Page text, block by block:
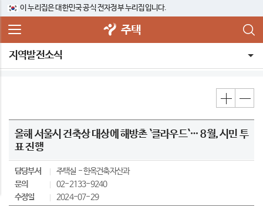
이 누리집은 대한민국 공식 전자정부 누리집입니다.
주택
지역발전소식
올해 서울시 건축상 대상에 해방촌 `클라우드`… 8월, 시민 투
표 진행
담당부서 주택실
한옥건축자산과
문의
02-2133-9240
수정일
2024-07-29